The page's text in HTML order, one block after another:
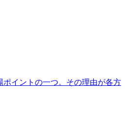
イントの一つ。その理由が各方